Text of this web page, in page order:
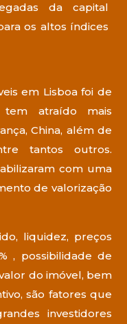
da capital
os altos índices
em Lisboa foi de
atraído mais
China, além de
tantos outros.
com uma
de valorização
liquidez, preços
, possibilidade de
do imóvel, bem
são fatores que
investidores